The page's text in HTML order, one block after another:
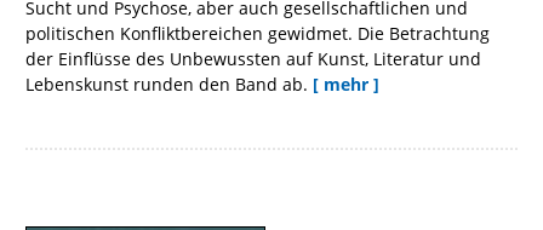
Sucht und Psychose, aber auch gesellschaftlichen und
politischen Konfliktbereichen gewidmet. Die Betrachtung
der Einflüsse des Unbewussten auf Kunst, Literatur und
Lebenskunst runden den Band ab. [ mehr ]